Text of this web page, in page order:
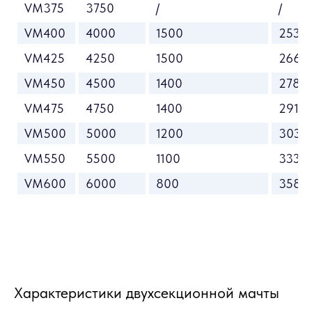
VM375
3750 /
/
VM400
4000 1500
2535
VM425
4250 1500
2660
VM450
4500 1400
2785
VM475
4750 1400
2910
VM500
5000 1200
3035
VM550
5500 1100
3335
VM600
6000 800 3585
Характеристики двухсекционной мачты